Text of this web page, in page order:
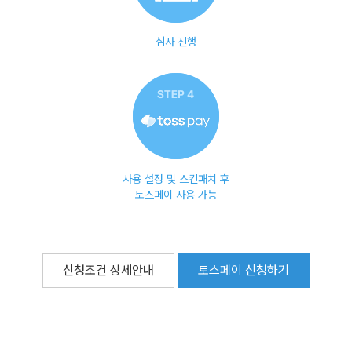
심사 진행
사용 설정 및 스킨패치 후
토스페이 사용 가능
신청조건 상세안내 토스페이 신청하기